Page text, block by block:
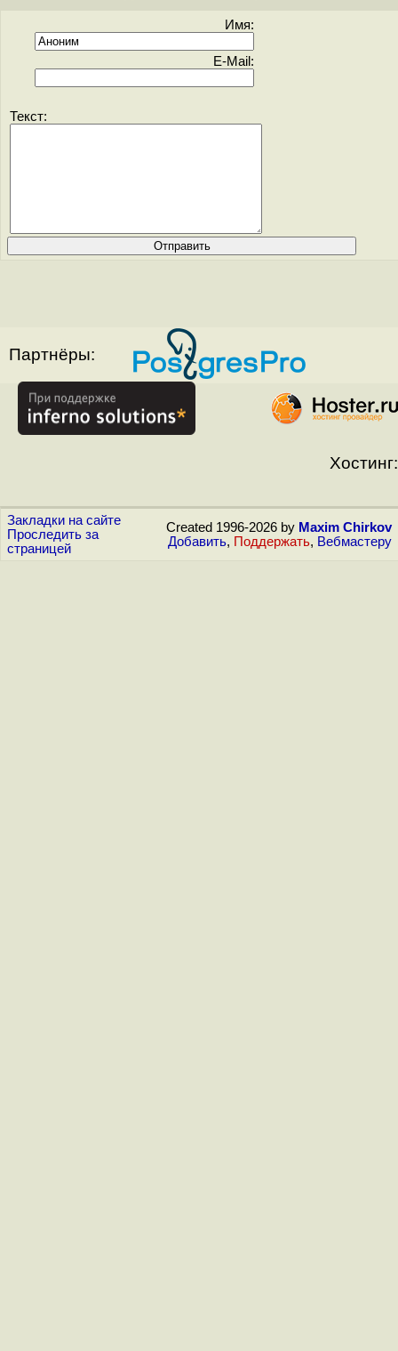
Имя:
E-Mail:
Текст:
Партнёры:
Хостинг:
Закладки на сайте
Проследить за
страницей
Created 1996-2026 by Maxim Chirkov
Добавить, Поддержать, Вебмастеру